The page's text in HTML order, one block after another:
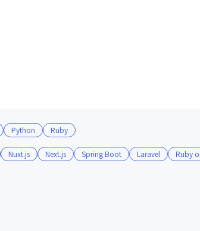
Python Ruby
Nuxt.js Next.js Spring Boot Laravel Ruby